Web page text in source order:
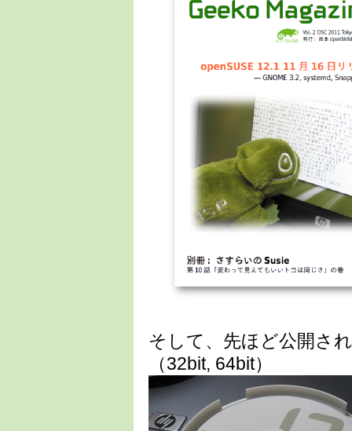
そして、先ほど公開さ
（32bit, 64bit）